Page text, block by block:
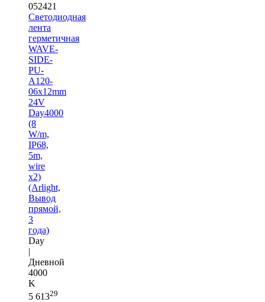
052421
Светодиодная
лента
герметичная
WAVE-
SIDE-
PU-
A120-
06x12mm
24V
Day4000
(8
W/m,
IP68,
5m,
wire
x2)
(Arlight,
Вывод
прямой,
3
года)
Day
|
Дневной
4000
K
5 61329